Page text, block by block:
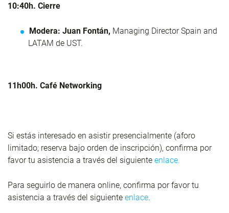
10:40h. Cierre
Modera: Juan Fontán, Managing Director Spain and
LATAM de UST.
11h00h. Café Networking
Si estás interesado en asistir presencialmente (aforo
limitado; reserva bajo orden de inscripción), confirma por
favor tu asistencia a través del siguiente enlace.
Para seguirlo de manera online, confirma por favor tu
asistencia a través del siguiente enlace.